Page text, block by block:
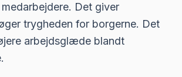
Det giver
trygheden for borgerne. Det
arbejdsglæde blandt